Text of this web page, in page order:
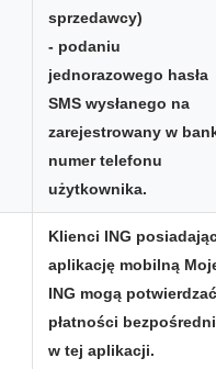
sprzedawcy)
- podaniu
jednorazowego hasła
SMS wysłanego na
zarejestrowany w
numer telefonu
użytkownika.
Klienci ING
aplikację mobilną
ING mogą potwierdzać
płatności
w tej aplikacji.